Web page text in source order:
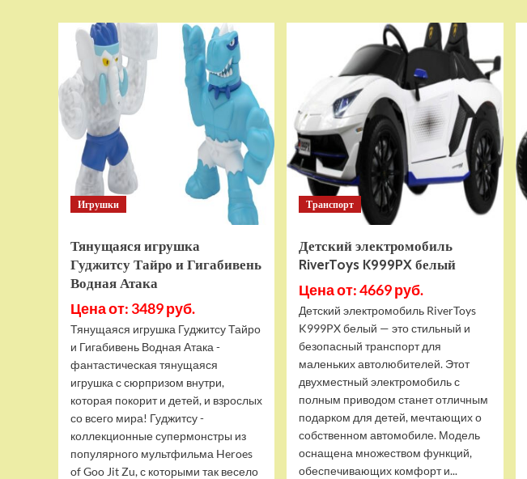
Гуджитсу
Вайпер
Тянущаяся
игрушка
Гуджитсу
Блейзагот
Рэдбек
Паук
Водная
Атака
Игрушки
Тянущаяся игрушка
Гуджитсу Тайро и Гигабивень
Водная Атака
Цена от: 3489 руб.
Тянущаяся игрушка Гуджитсу Тайро
и Гигабивень Водная Атака -
фантастическая тянущаяся
игрушка с сюрпризом внутри,
которая покорит и детей, и взрослых
со всего мира! Гуджитсу -
коллекционные супермонстры из
популярного мультфильма Heroes
of Goo Jit Zu, с которыми так весело
Транспорт
Детский электромобиль
RiverToys K999PX белый
Цена от: 4669 руб.
Детский электромобиль RiverToys
K999PX белый — это стильный и
безопасный транспорт для
маленьких автолюбителей. Этот
двухместный электромобиль с
полным приводом станет отличным
подарком для детей, мечтающих о
собственном автомобиле. Модель
оснащена множеством функций,
обеспечивающих комфорт и...